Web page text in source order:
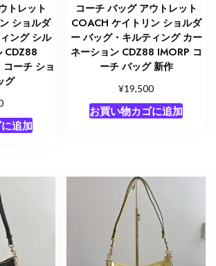
トレット
ショルダ
ング シル
CDZ88
ーチ ショ
グ
追加
コーチ バッグ アウトレット
COACH ケイトリン ショルダ
ー バッグ・キルティング カー
ネーション CDZ88 IMORP コ
ーチ バッグ 新作
¥19,500
お買い物カゴに追加